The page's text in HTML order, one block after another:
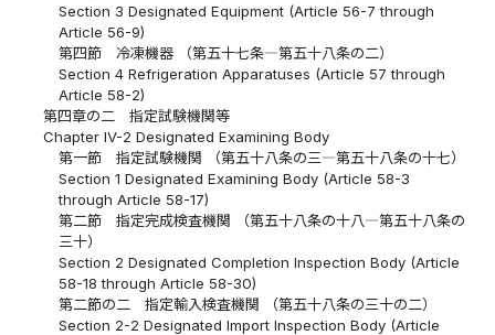
Section 3 Designated Equipment (Article 56-7 through
Article 56-9)
第四節 冷凍機器 （第五十七条―第五十八条の二）
Section 4 Refrigeration Apparatuses (Article 57 through
Article 58-2)
第四章の二 指定試験機関等
Chapter IV-2 Designated Examining Body
第一節 指定試験機関 （第五十八条の三―第五十八条の十七）
Section 1 Designated Examining Body (Article 58-3
through Article 58-17)
第二節 指定完成検査機関 （第五十八条の十八―第五十八条の
三十）
Section 2 Designated Completion Inspection Body (Article
58-18 through Article 58-30)
第二節の二 指定輸入検査機関 （第五十八条の三十の二）
Section 2-2 Designated Import Inspection Body (Article